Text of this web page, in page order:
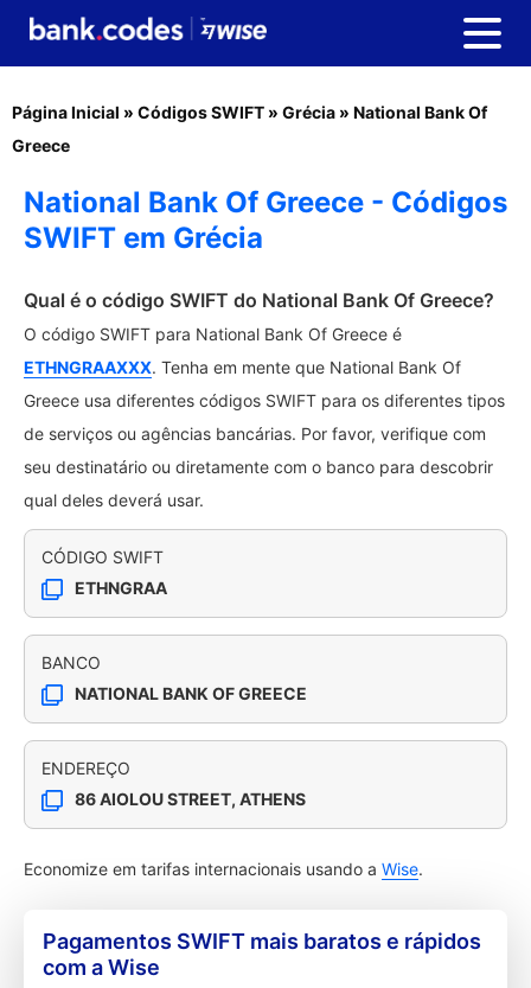
Página Inicial » Códigos SWIFT » Grécia » National Bank Of
Greece
National Bank Of Greece - Códigos
SWIFT em Grécia
Qual é o código SWIFT do National Bank Of Greece?
O código SWIFT para National Bank Of Greece é
ETHNGRAAXXX. Tenha em mente que National Bank Of
Greece usa diferentes códigos SWIFT para os diferentes tipos
de serviços ou agências bancárias. Por favor, verifique com
seu destinatário ou diretamente com o banco para descobrir
qual deles deverá usar.
CÓDIGO SWIFT
ETHNGRAA
BANCO
NATIONAL BANK OF GREECE
ENDEREÇO
86 AIOLOU STREET, ATHENS
Economize em tarifas internacionais usando a Wise.
Pagamentos SWIFT mais baratos e rápidos
com a Wise